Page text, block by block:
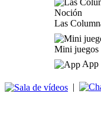
Las
Mini juegos
App
|